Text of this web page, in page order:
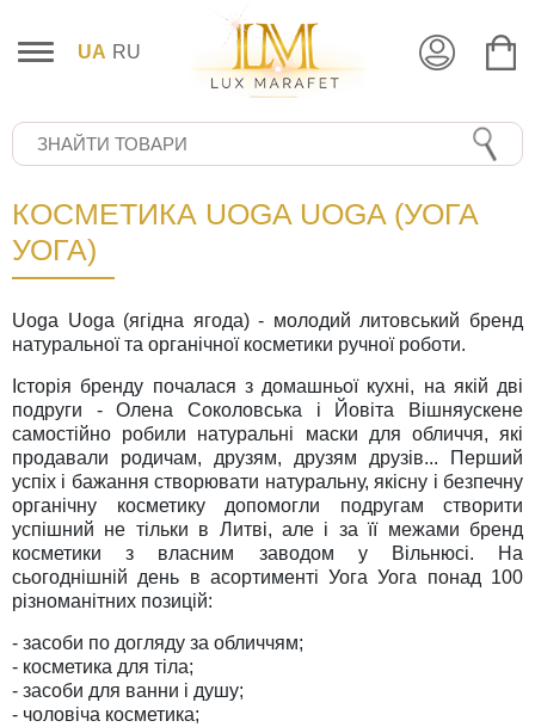
UA RU
КОСМЕТИКА UOGA UOGA (УОГА
УОГА)
Uoga Uoga (ягідна ягода) - молодий литовський бренд
натуральної та органічної косметики ручної роботи.
Історія бренду почалася з домашньої кухні, на якій дві
подруги - Олена Соколовська і Йовіта Вішняускене
самостійно робили натуральні маски для обличчя, які
продавали родичам, друзям, друзям друзів... Перший
успіх і бажання створювати натуральну, якісну і безпечну
органічну косметику допомогли подругам створити
успішний не тільки в Литві, але і за її межами бренд
косметики з власним заводом у Вільнюсі. На
сьогоднішній день в асортименті Уога Уога понад 100
різноманітних позицій:
- засоби по догляду за обличчям;
- косметика для тіла;
- засоби для ванни і душу;
- чоловіча косметика;